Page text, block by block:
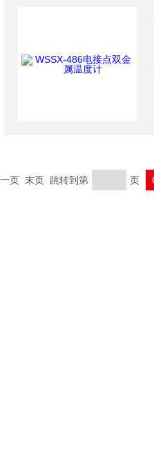
页 末页 跳转到第 页